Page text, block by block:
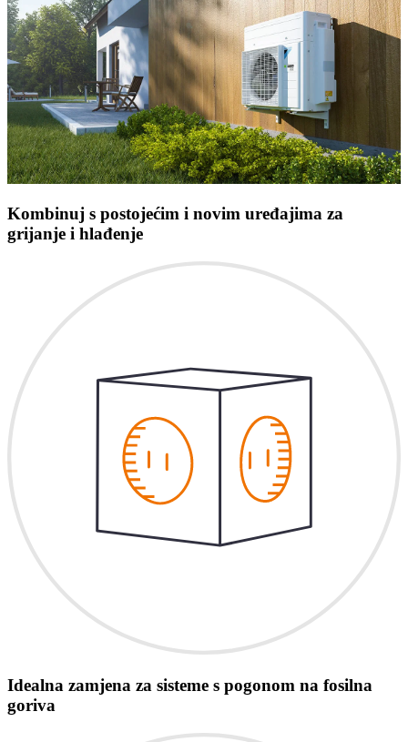
Kombinuj s postojećim i novim uređajima za
grijanje i hlađenje
Idealna zamjena za sisteme s pogonom na fosilna
goriva